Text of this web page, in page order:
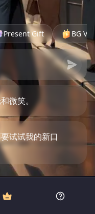
Present Gift BG
微笑。
试试我的新口